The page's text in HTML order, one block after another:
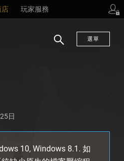
店 玩家服務
選單
日
10, Windows 8.1. 如